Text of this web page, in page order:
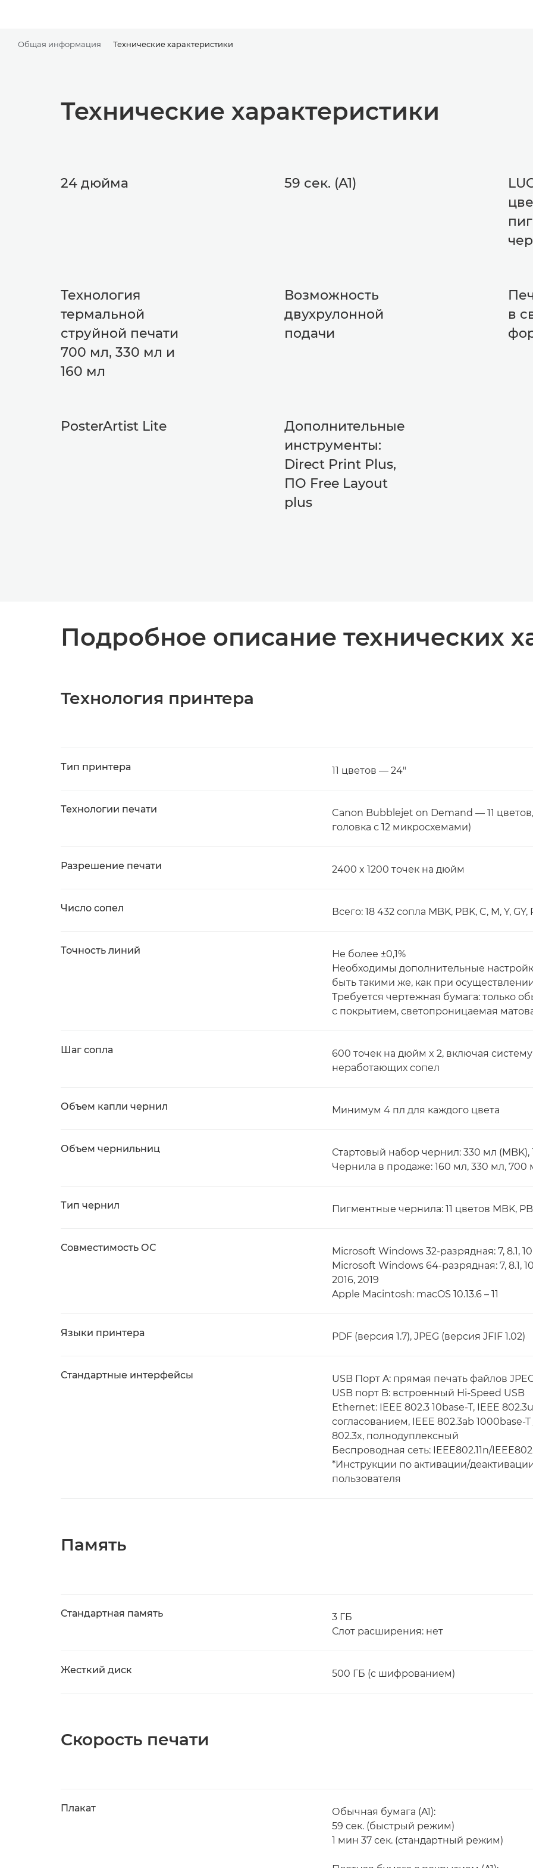
Общая информация Технические характеристики
Технические характеристики
24 дюйма 59 сек. (A1)
Технология
термальной
струйной печати
700 мл, 330 мл и
160 мл
Возможность
двухрулонной
подачи
в
PosterArtist Lite
Дополнительные
инструменты:
Direct Print Plus,
ПО Free Layout
plus
Подробное описание технических
Технология принтера
Тип принтера 11 цветов — 24"
Технологии печати
Canon Bubblejet on Demand — 11
головка с 12 микросхемами)
Разрешение печати 2400 x 1200 точек на дюйм
Число сопел Всего: 18 432 сопла MBK, PBK, C, M, Y,
Точность линий
Не более ±0,1%
Необходимы дополнительные
быть такими же, как при
Требуется чертежная бумага: только
с покрытием, светопроницаемая
Шаг сопла
600 точек на дюйм x 2, включая
неработающих сопел
Объем капли чернил Минимум 4 пл для каждого цвета
Объем чернильниц
Стартовый набор чернил: 330 мл (MBK),
Чернила в продаже: 160 мл, 330 мл, 700
Тип чернил Пигментные чернила: 11 цветов MBK,
Совместимость ОС
Microsoft Windows 32-разрядная: 7, 8.1, 10
Microsoft Windows 64-разрядная: 7, 8.1,
2016, 2019
Apple Macintosh: macOS 10.13.6 – 11
Языки принтера PDF (версия 1.7), JPEG (версия JFIF 1.02)
Стандартные интерфейсы
USB Порт A: прямая печать файлов
USB порт B: встроенный Hi-Speed USB
Ethernet: IEEE 802.3 10base-T, IEEE
согласованием, IEEE 802.3ab 1000base-
802.3x, полнодуплексный
Беспроводная сеть: IEEE802.11n/
*Инструкции по активации/
пользователя
Память
Стандартная память
3 ГБ
Слот расширения: нет
Жесткий диск 500 ГБ (с шифрованием)
Скорость печати
Плакат
Обычная бумага (A1):
59 сек. (быстрый режим)
1 мин 37 сек. (стандартный режим)